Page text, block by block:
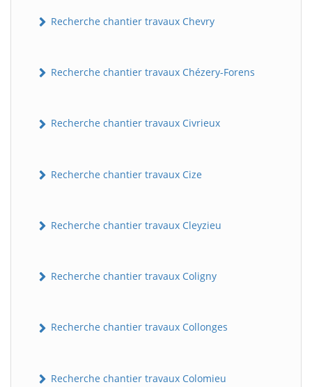
Recherche chantier travaux Chevry
Recherche chantier travaux Chézery-Forens
Recherche chantier travaux Civrieux
Recherche chantier travaux Cize
Recherche chantier travaux Cleyzieu
Recherche chantier travaux Coligny
Recherche chantier travaux Collonges
Recherche chantier travaux Colomieu